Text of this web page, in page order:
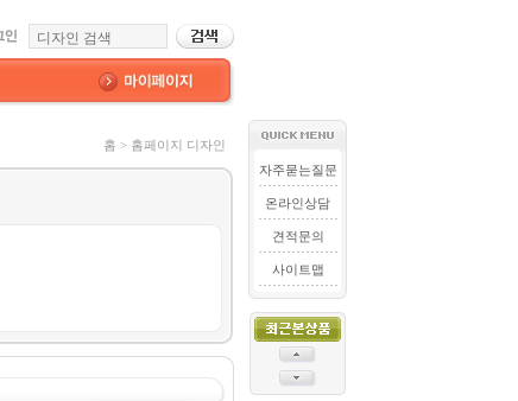
홈 > 홈페이지 디자인
자주묻는질문
온라인상담
견적문의
사이트맵